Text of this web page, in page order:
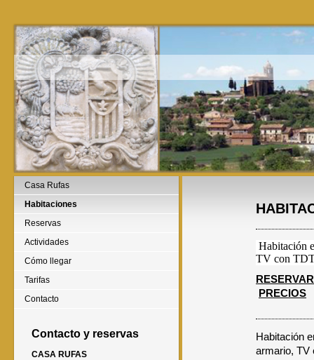
Casa Rufas
Habitaciones
Reservas
Actividades
Cómo llegar
Tarifas
Contacto
Contacto y reservas
CASA RUFAS
Habitación
TV con
RESERVAR
PRECIOS
Habitación
armario, TV